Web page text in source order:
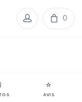
0
AVIS